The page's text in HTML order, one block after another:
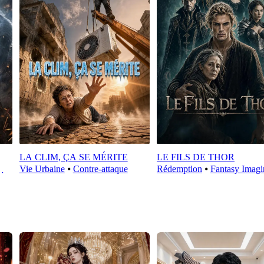
LA CLIM, ÇA SE MÉRITE
Vie Urbaine⦁ Contre-attaque
LE FILS DE THOR
Rédemption ⦁ Fantasy